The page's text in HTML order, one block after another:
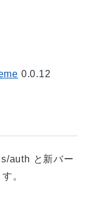
0.0.12
auth と新バー
。